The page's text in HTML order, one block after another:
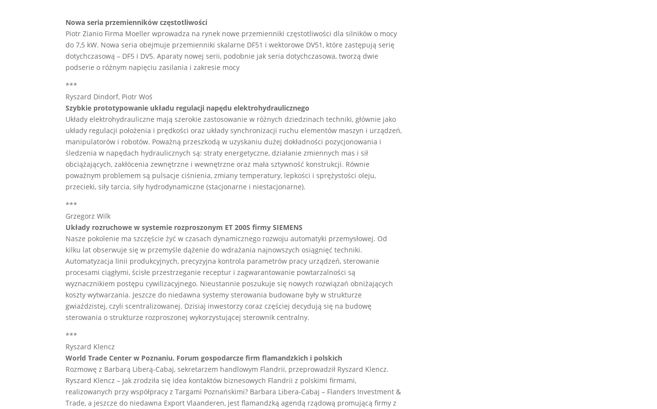
Nowa seria przemienników częstotliwości
Piotr Zianio Firma Moeller wprowadza na rynek nowe przemienniki częstotliwości dla silników o mocy
do 7,5 kW. Nowa seria obejmuje przemienniki skalarne DF51 i wektorowe DV51, które zastępują serię
dotychczasową – DF5 i DV5. Aparaty nowej serii, podobnie jak seria dotychczasowa, tworzą dwie
podserie o różnym napięciu zasilania i zakresie mocy
***
Ryszard Dindorf, Piotr Woś
Szybkie prototypowanie układu regulacji napędu elektrohydraulicznego
Układy elektrohydrauliczne mają szerokie zastosowanie w różnych dziedzinach techniki, głównie jako
układy regulacji położenia i prędkości oraz układy synchronizacji ruchu elementów maszyn i urządzeń,
manipulatorów i robotów. Poważną przeszkodą w uzyskaniu dużej dokładności pozycjonowania i
śledzenia w napędach hydraulicznych są: straty energetyczne, działanie zmiennych mas i sił
obciążających, zakłócenia zewnętrzne i wewnętrzne oraz mała sztywność konstrukcji. Równie
poważnym problemem są pulsacje ciśnienia, zmiany temperatury, lepkości i sprężystości oleju,
przecieki, siły tarcia, siły hydrodynamiczne (stacjonarne i niestacjonarne).
***
Grzegorz Wilk
Układy rozruchowe w systemie rozproszonym ET 200S firmy SIEMENS
Nasze pokolenie ma szczęście żyć w czasach dynamicznego rozwoju automatyki przemysłowej. Od
kilku lat obserwuje się w przemyśle dążenie do wdrażania najnowszych osiągnięć techniki.
Automatyzacja linii produkcyjnych, precyzyjna kontrola parametrów pracy urządzeń, sterowanie
procesami ciągłymi, ścisłe przestrzeganie receptur i zagwarantowanie powtarzalności są
wyznacznikiem postępu cywilizacyjnego. Nieustannie poszukuje się nowych rozwiązań obniżających
koszty wytwarzania. Jeszcze do niedawna systemy sterowania budowane były w strukturze
gwiaździstej, czyli scentralizowanej. Dzisiaj inwestorzy coraz częściej decydują się na budowę
sterowania o strukturze rozproszonej wykorzystującej sterownik centralny.
***
Ryszard Klencz
World Trade Center w Poznaniu. Forum gospodarcze firm flamandzkich i polskich
Rozmowę z Barbarą Liberą-Cabaj, sekretarzem handlowym Flandrii, przeprowadził Ryszard Klencz.
Ryszard Klencz – Jak zrodziła się idea kontaktów biznesowych Flandrii z polskimi firmami,
realizowanych przy współpracy z Targami Poznańskimi? Barbara Libera-Cabaj – Flanders Investment &
Trade, a jeszcze do niedawna Export Vlaanderen, jest flamandzką agendą rządową promującą firmy z